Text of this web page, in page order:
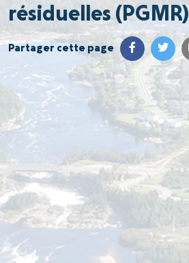
résiduelles (PGMR)
Partager cette page